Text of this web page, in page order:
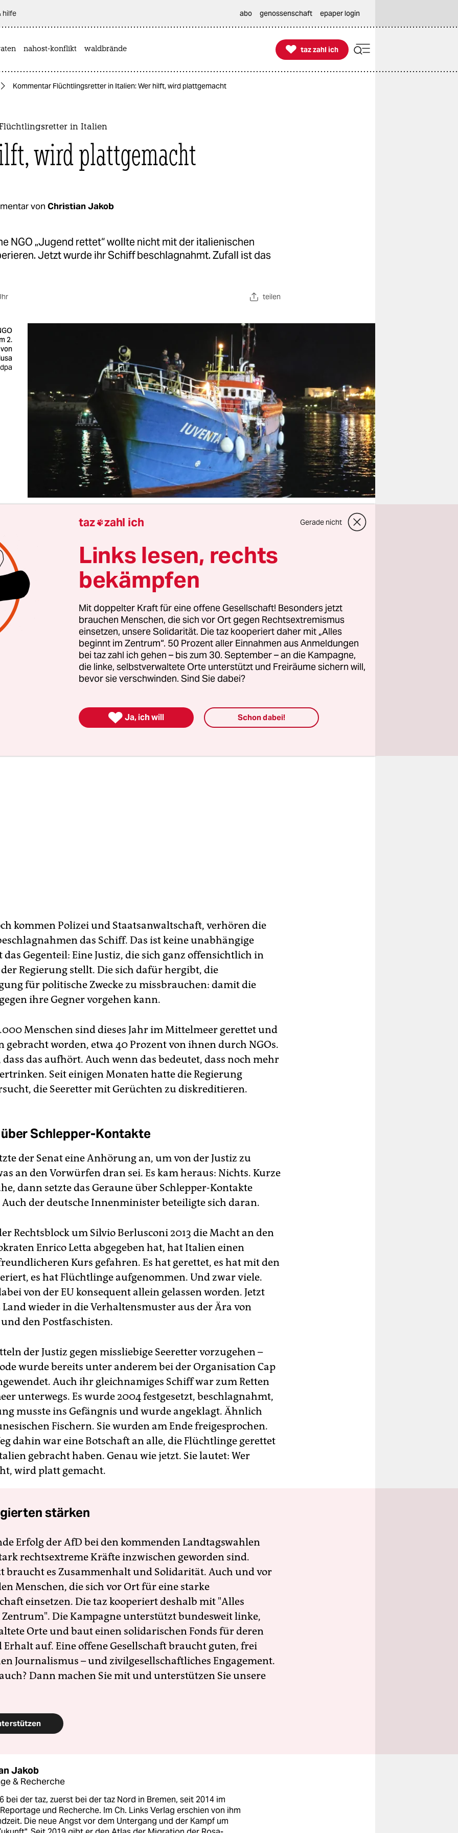
hilfe abo genossenschaft epaper login
nahost-konflikt waldbrände 
taz zahl ich
taz zahl ich
Kommentar Flüchtlingsretter in Italien: Wer hilft, wird plattgemacht
in Italien
wird plattgemacht
von Christian Jakob
NGO „Jugend rettet“ wollte nicht mit der italienischen
Jetzt wurde ihr Schiff beschlagnahmt. Zufall ist das
teilen
2.
wer will: Seit einem Jahr ermittelt die italienische
gegen Unbekannt wegen Beihilfe zur illegalen Einreise.
sollen sich die Verdachtsmomente gegen die NGO
plötzlich so weit erhärtet haben,
wird
– und das genau einen Tag nach dem großen
Innenminister?
hatten sich „Jugend Rettet“ und vier andere NGOS
einen Verhaltenskodex zu unterschreiben. Den hatte die
Regierung sich ausgedacht, um sie an ihrem Tun zu
kommen Polizei und Staatsanwaltschaft, verhören die
das Schiff. Das ist keine unabhängige
das Gegenteil: Eine Justiz, die sich ganz offensichtlich in
Regierung stellt. Die sich dafür hergibt, die
für politische Zwecke zu missbrauchen: damit die
ihre Gegner vorgehen kann.
Menschen sind dieses Jahr im Mittelmeer gerettet und
gebracht worden, etwa 40 Prozent von ihnen durch NGOs.
das aufhört. Auch wenn das bedeutet, dass noch mehr
Seit einigen Monaten hatte die Regierung
die Seeretter mit Gerüchten zu diskreditieren.
Schlepper-Kontakte
der Senat eine Anhörung an, um von der Justiz zu
an den Vorwürfen dran sei. Es kam heraus: Nichts. Kurze
dann setzte das Geraune über Schlepper-Kontakte
der deutsche Innenminister beteiligte sich daran.
Rechtsblock um Silvio Berlusconi 2013 die Macht an den
Enrico Letta abgegeben hat, hat Italien einen
Kurs gefahren. Es hat gerettet, es hat mit den
es hat Flüchtlinge aufgenommen. Und zwar viele.
von der EU konsequent allein gelassen worden. Jetzt
wieder in die Verhaltensmuster aus der Ära von
den Postfaschisten.
der Justiz gegen missliebige Seeretter vorzugehen –
wurde bereits unter anderem bei der Organisation Cap
Auch ihr gleichnamiges Schiff war zum Retten
unterwegs. Es wurde 2004 festgesetzt, beschlagnahmt,
musste ins Gefängnis und wurde angeklagt. Ähnlich
Fischern. Sie wurden am Ende freigesprochen.
dahin war eine Botschaft an alle, die Flüchtlinge gerettet
gebracht haben. Genau wie jetzt. Sie lautet: Wer
wird platt gemacht.
stärken
Erfolg der AfD bei den kommenden Landtagswahlen
rechtsextreme Kräfte inzwischen geworden sind.
braucht es Zusammenhalt und Solidarität. Auch und vor
Menschen, die sich vor Ort für eine starke
einsetzen. Die taz kooperiert deshalb mit "Alles
Die Kampagne unterstützt bundesweit linke,
Orte und baut einen solidarischen Fonds für deren
Erhalt auf. Eine offene Gesellschaft braucht guten, frei
Journalismus – und zivilgesellschaftliches Engagement.
Dann machen Sie mit und unterstützen Sie unsere
Jakob
& Recherche
bei der taz, zuerst bei der taz Nord in Bremen, seit 2014 im
und Recherche. Im Ch. Links Verlag erschien von ihm
Die neue Angst vor dem Untergang und der Kampf um
taz zahl ich Gerade nicht
Links lesen, rechts
bekämpfen
Mit doppelter Kraft für eine offene Gesellschaft! Besonders jetzt
brauchen Menschen, die sich vor Ort gegen Rechtsextremismus
einsetzen, unsere Solidarität. Die taz kooperiert daher mit „Alles
beginnt im Zentrum“. 50 Prozent aller Einnahmen aus Anmeldungen
bei taz zahl ich gehen – bis zum 30. September – an die Kampagne,
die linke, selbstverwaltete Orte unterstützt und Freiräume sichern will,
bevor sie verschwinden. Sind Sie dabei?
 Ja, ich will Schon dabei!